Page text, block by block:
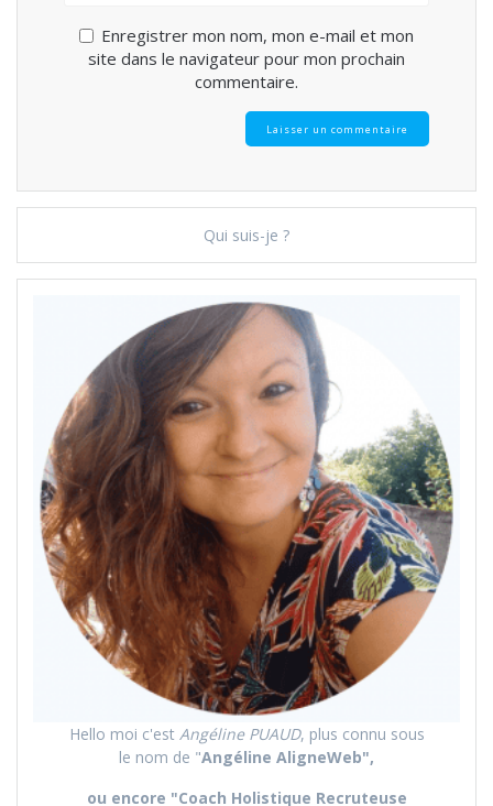
Enregistrer mon nom, mon e-mail et mon
site dans le navigateur pour mon prochain
commentaire.
Qui suis-je ?
Hello moi c'est Angéline PUAUD, plus connu sous
le nom de "Angéline AligneWeb",
ou encore "Coach Holistique Recruteuse